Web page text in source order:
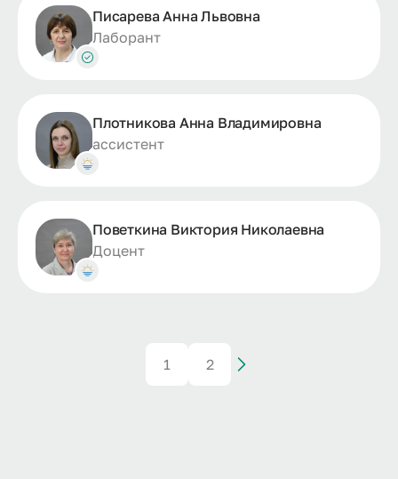
Писарева Анна Львовна
Лабоpант
Плотникова Анна Владимировна
ассистент
Поветкина Виктория Николаевна
Доцент
1 2